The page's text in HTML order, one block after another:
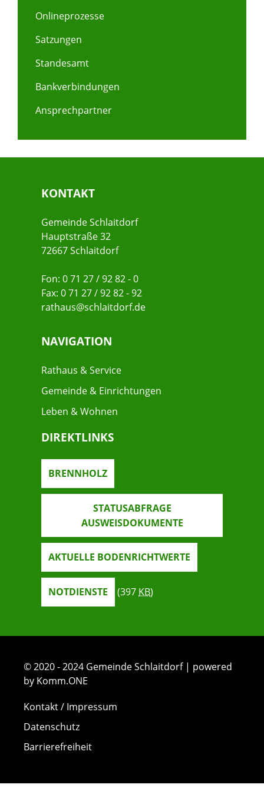
Onlineprozesse
Satzungen
Standesamt
Bankverbindungen
Ansprechpartner
KONTAKT
Gemeinde Schlaitdorf
Hauptstraße 32
72667 Schlaitdorf
Fon: 0 71 27 / 92 82 - 0
Fax: 0 71 27 / 92 82 - 92
rathaus@schlaitdorf.de
NAVIGATION
Rathaus & Service
Gemeinde & Einrichtungen
Leben & Wohnen
DIREKTLINKS
BRENNHOLZ
STATUSABFRAGE
AUSWEISDOKUMENTE
AKTUELLE BODENRICHTWERTE
NOTDIENSTE (397 KB)
© 2020 - 2024 Gemeinde Schlaitdorf | powered
by Komm.ONE
Kontakt / Impressum
Datenschutz
Barrierefreiheit